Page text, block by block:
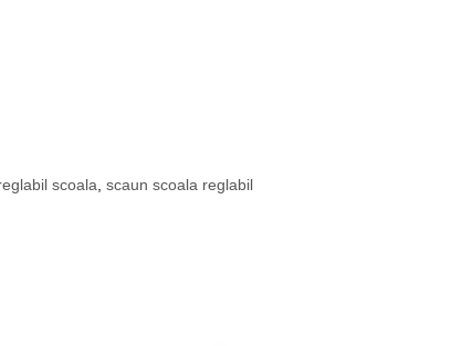
scoala scaun scoala reglabil